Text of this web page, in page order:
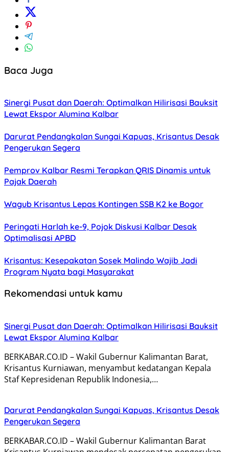
Baca Juga
Sinergi Pusat dan Daerah: Optimalkan Hilirisasi Bauksit
Lewat Ekspor Alumina Kalbar
Darurat Pendangkalan Sungai Kapuas, Krisantus Desak
Pengerukan Segera
Pemprov Kalbar Resmi Terapkan QRIS Dinamis untuk
Pajak Daerah
Wagub Krisantus Lepas Kontingen SSB K2 ke Bogor
Peringati Harlah ke-9, Pojok Diskusi Kalbar Desak
Optimalisasi APBD
Krisantus: Kesepakatan Sosek Malindo Wajib Jadi
Program Nyata bagi Masyarakat
Rekomendasi untuk kamu
Sinergi Pusat dan Daerah: Optimalkan Hilirisasi Bauksit
Lewat Ekspor Alumina Kalbar
BERKABAR.CO.ID – Wakil Gubernur Kalimantan Barat,
Krisantus Kurniawan, menyambut kedatangan Kepala
Staf Kepresidenan Republik Indonesia,…
Darurat Pendangkalan Sungai Kapuas, Krisantus Desak
Pengerukan Segera
BERKABAR.CO.ID – Wakil Gubernur Kalimantan Barat